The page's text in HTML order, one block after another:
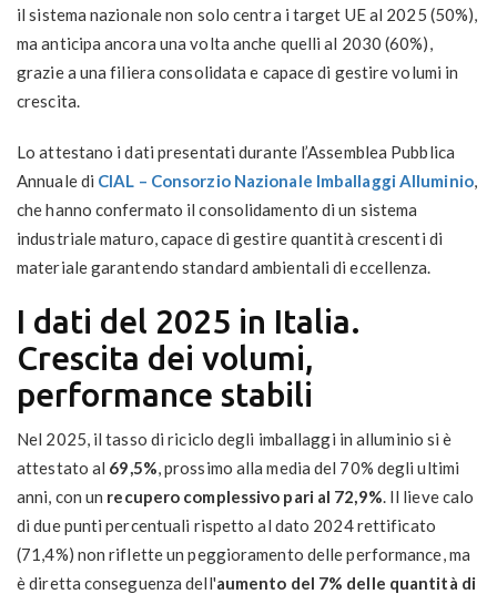
il sistema nazionale non solo centra i target UE al 2025 (50%),
ma anticipa ancora una volta anche quelli al 2030 (60%),
grazie a una filiera consolidata e capace di gestire volumi in
crescita.
Lo attestano i dati presentati durante l’Assemblea Pubblica
Annuale di CIAL – Consorzio Nazionale Imballaggi Alluminio,
che hanno confermato il consolidamento di un sistema
industriale maturo, capace di gestire quantità crescenti di
materiale garantendo standard ambientali di eccellenza.
I dati del 2025 in Italia.
Crescita dei volumi,
performance stabili
Nel 2025, il tasso di riciclo degli imballaggi in alluminio si è
attestato al 69,5%, prossimo alla media del 70% degli ultimi
anni, con un recupero complessivo pari al 72,9%. Il lieve calo
di due punti percentuali rispetto al dato 2024 rettificato
(71,4%) non riflette un peggioramento delle performance, ma
è diretta conseguenza dell'aumento del 7% delle quantità di